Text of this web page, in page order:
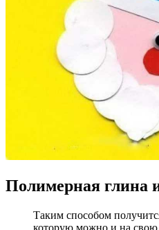
Полимерная глина
Таким способом
которую можно и на свою